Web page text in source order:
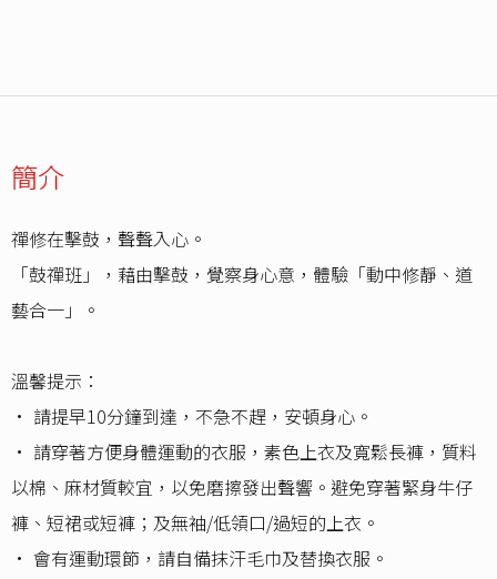
簡介
禪修在擊鼓，聲聲入心。
「鼓禪班」，藉由擊鼓，覺察身心意，體驗「動中修靜、道
藝合一」。
溫馨提示：
•⁠ 請提早10分鐘到達，不急不趕，安頓身心。
•⁠ 請穿著方便身體運動的衣服，素色上衣及寬鬆長褲，質料
以棉、麻材質較宜，以免磨擦發出聲響。避免穿著緊身牛仔
褲、短裙或短褲；及無袖/低領口/過短的上衣。
•⁠ 會有運動環節，請自備抹汗毛巾及替換衣服。